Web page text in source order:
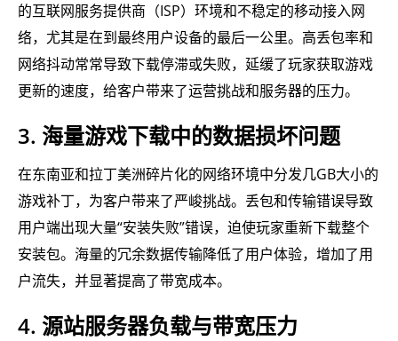
的互联网服务提供商（ISP）环境和不稳定的移动接入网
络，尤其是在到最终用户设备的最后一公里。高丢包率和
网络抖动常常导致下载停滞或失败，延缓了玩家获取游戏
更新的速度，给客户带来了运营挑战和服务器的压力。
3. 海量游戏下载中的数据损坏问题
在东南亚和拉丁美洲碎片化的网络环境中分发几GB大小的
游戏补丁，为客户带来了严峻挑战。丢包和传输错误导致
用户端出现大量“安装失败”错误，迫使玩家重新下载整个
安装包。海量的冗余数据传输降低了用户体验，增加了用
户流失，并显著提高了带宽成本。
4. 源站服务器负载与带宽压力